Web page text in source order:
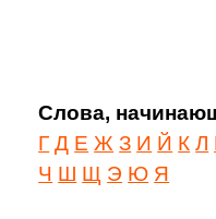
Слова,
Г Д Е Ж З И Й К Л
Ч Ш Щ Э Ю Я